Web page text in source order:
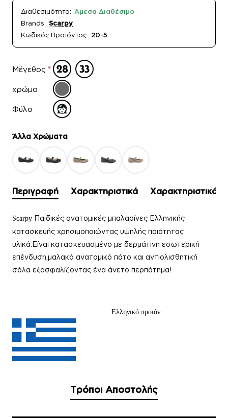
Διαθεσιμότητα: Άμεσα Διαθέσιμο
Brands: Scarpy
Κωδικός Προϊόντος: 20-5
Μέγεθος
χρώμα
Φύλο
Άλλα Xρώματα
Περιγραφή Χαρακτηριστικά Χαρακτηριστικά
Scarpy Παιδικές ανατομικές μπαλαρίνες Ελληνικής
κατασκευής χρησιμοποιώντας υψηλής ποιότητας
υλικά.Είναι κατασκευασμένο με δερμάτινη εσωτερική
επένδυση,μαλακό ανατομικό πάτο και αντιολισθητική
σόλα εξασφαλίζοντας ένα άνετο περπάτημα!
Ελληνικό προιόν
Τρόποι Αποστολής